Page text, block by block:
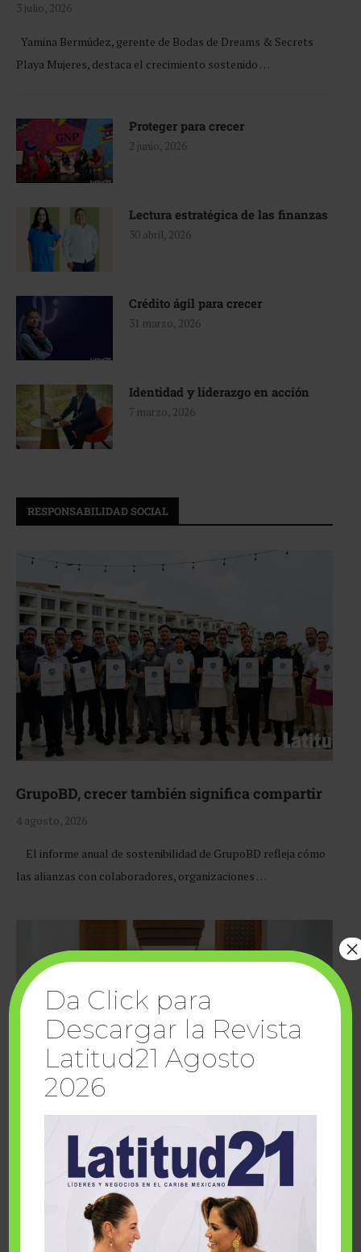
3 julio, 2026
Yamina Bermúdez, gerente de Bodas de Dreams & Secrets
Playa Mujeres, destaca el crecimiento sostenido …
Proteger para crecer
2 junio, 2026
Lectura estratégica de las finanzas
30 abril, 2026
Crédito ágil para crecer
31 marzo, 2026
Identidad y liderazgo en acción
7 marzo, 2026
RESPONSABILIDAD SOCIAL
GrupoBD, crecer también significa compartir
4 agosto, 2026
El informe anual de sostenibilidad de GrupoBD refleja cómo
las alianzas con colaboradores, organizaciones …
Cuando la solidaridad inspira; cumplen
sueños Fairmont Mayakoba y Make-A-Wish
Da Click para
Descargar la Revista
Latitud21 Agosto
2026
×